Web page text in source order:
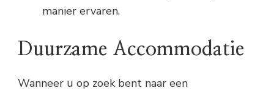
manier ervaren.
Duurzame Accommodatie
Wanneer u op zoek bent naar een